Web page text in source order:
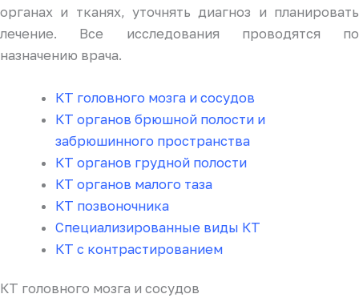
органах и тканях, уточнять диагноз и планировать
лечение. Все исследования проводятся по
назначению врача.
КТ головного мозга и сосудов
КТ органов брюшной полости и
забрюшинного пространства
КТ органов грудной полости
КТ органов малого таза
КТ позвоночника
Специализированные виды КТ
КТ с контрастированием
КТ головного мозга и сосудов